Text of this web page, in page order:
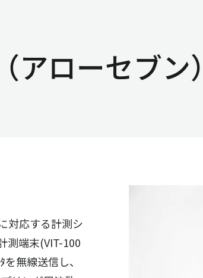
ローセブン）
対応する計測シ
測端末(VIT-100
無線送信し、